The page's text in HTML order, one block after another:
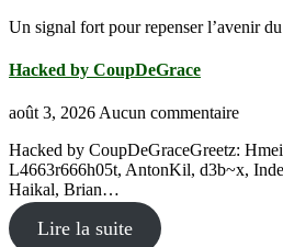
Un signal fort pour repenser l’avenir
Hacked by CoupDeGrace
août 3, 2026 Aucun commentaire
Hacked by CoupDeGraceGreetz:
L4663r666h05t, AntonKil, d3b~x,
Haikal, Brian…
Lire la suite